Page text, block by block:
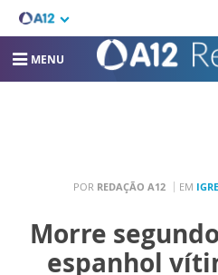
MENU
POR REDAÇÃO A12 EM
Morre
espanhol